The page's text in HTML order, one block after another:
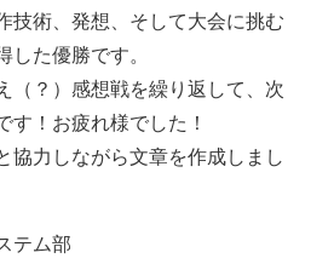
技術、発想、そして大会に挑む
た優勝です。
（？）感想戦を繰り返して、次
す！お疲れ様でした！
協力しながら文章を作成しまし
テム部